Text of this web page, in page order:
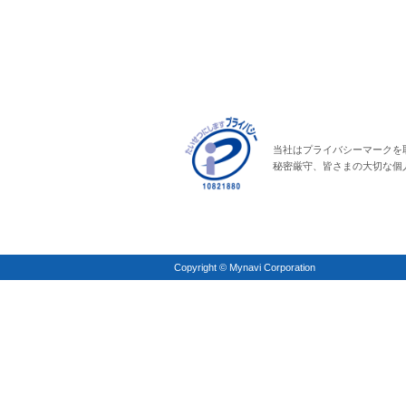
当社はプライバシーマークを
秘密厳守、皆さまの大切な個
Copyright © Mynavi Corporation